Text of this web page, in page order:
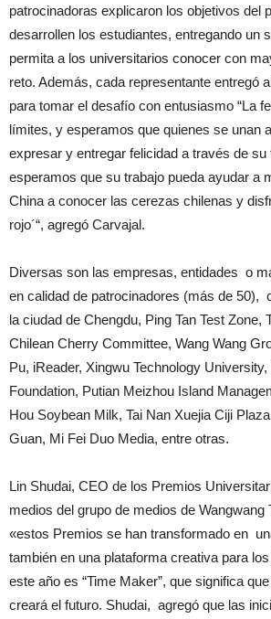
patrocinadoras explicaron los objetivos del
desarrollen los estudiantes, entregando un
permita a los universitarios conocer con
reto. Además, cada representante entregó
para tomar el desafío con entusiasmo “La
límites, y esperamos que quienes se unan
expresar y entregar felicidad a través de su
esperamos que su trabajo pueda ayudar a
China a conocer las cerezas chilenas y
rojo´“, agregó Carvajal.
Diversas son las empresas, entidades o
en calidad de patrocinadores (más de 50),
la ciudad de Chengdu, Ping Tan Test Zone,
Chilean Cherry Committee, Wang Wang
Pu, iReader, Xingwu Technology
Foundation, Putian Meizhou Island
Hou Soybean Milk, Tai Nan Xuejia Ciji
Guan, Mi Fei Duo Media, entre otras.
Lin Shudai, CEO de los Premios
medios del grupo de medios de Wangwang
«estos Premios se han transformado en
también en una plataforma creativa para
este año es “Time Maker”, que significa
creará el futuro. Shudai, agregó que las